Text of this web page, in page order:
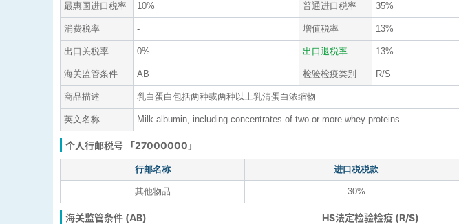
最惠国进口税率 10% 普通进口税率 35%
消费税率 - 增值税率 13%
出口关税率 0% 出口退税率 13%
海关监管条件 AB 检验检疫类别 R/S
商品描述 乳白蛋白包括两种或两种以上乳清蛋白浓缩物
英文名称 Milk albumin, including concentrates of two or more whey proteins
个人行邮税号 「27000000」
行邮名称 进口税税款
其他物品 30%
海关监管条件 (AB) HS法定检验检疫 (R/S)